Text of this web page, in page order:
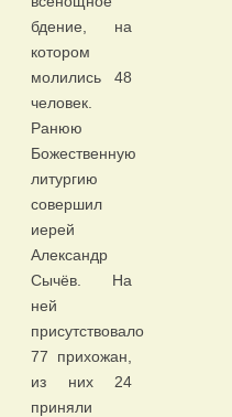
бдение, на
котором
молились 48
человек.
Ранюю
Божественную
литургию
совершил
иерей
Александр
Сычёв. На
ней
присутствовало
77 прихожан,
из них 24
приняли